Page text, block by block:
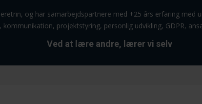
og har samarbejdspartnere med +25 års erfaring med
projektstyring, personlig udvikling, GDPR,
Ved at lære andre, lærer vi selv